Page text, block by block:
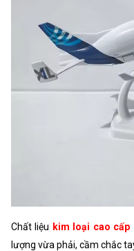
Chất liệu kim loại cao cấp
lượng vừa phải, cầm chắc